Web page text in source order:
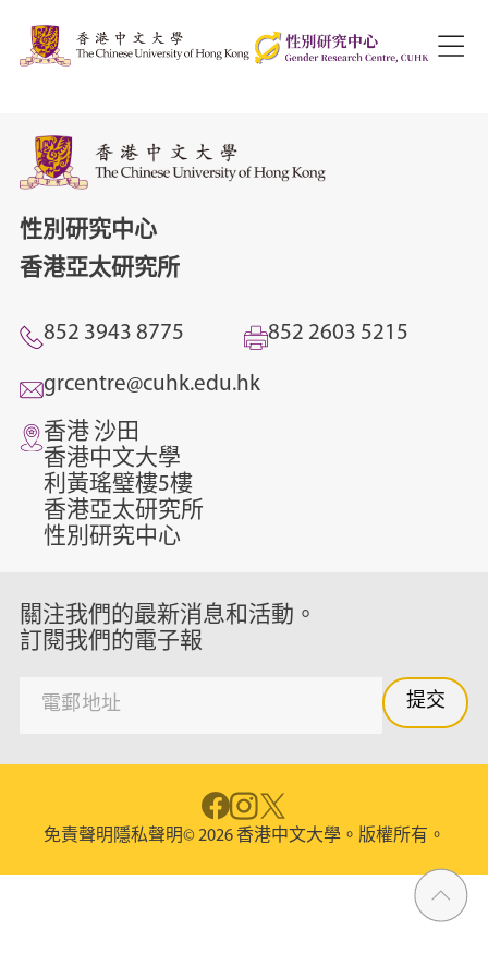
性別研究中心
香港亞太研究所
852 3943 8775 852 2603 5215
grcentre@cuhk.edu.hk
香港 沙田
香港中文大學
利黃瑤璧樓5樓
香港亞太研究所
性別研究中心
關注我們的最新消息和活動。
訂閱我們的電子報
免責聲明 隱私聲明© 2026 香港中文大學。版權所有。